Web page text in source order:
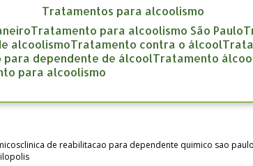
tratamentos para alcoolismo
tratamento para alcoolismo São Paulo
alcoolismo tratamento contra o álcool
para dependente de álcool tratamento
para alcoolismo
clinica de reabilitacao para dependente quimico sao paulo